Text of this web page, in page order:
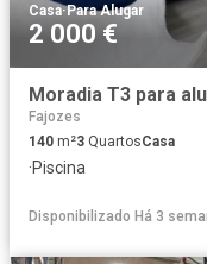
Casa·Para Alugar
2 000 €
Moradia T3 para
Fajozes
140 m²3 QuartosCasa
·Piscina
Disponibilizado Há 3